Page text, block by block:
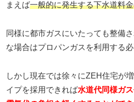
まえば一般的に発生する下水道料
同様に都市ガスにいたっても整備
な場合はプロパンガスを利用する必
しかし現在では徐々にZEH住宅が
イプを採用できれば水道代同様ガ